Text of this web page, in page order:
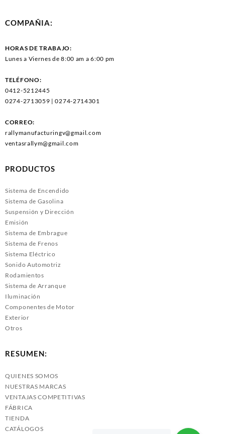
COMPAÑIA:
HORAS DE TRABAJO:
Lunes a Viernes de 8:00 am a 6:00 pm
TELÉFONO:
0412-5212445
0274-2713059 | 0274-2714301
CORREO:
rallymanufacturingv@gmail.com
ventasrallym@gmail.com
PRODUCTOS
Sistema de Encendido
Sistema de Gasolina
Suspensión y Dirección
Emisión
Sistema de Embrague
Sistema de Frenos
Sistema Eléctrico
Sonido Automotriz
Rodamientos
Sistema de Arranque
Iluminación
Componentes de Motor
Exterior
Otros
RESUMEN:
QUIENES SOMOS
NUESTRAS MARCAS
VENTAJAS COMPETITIVAS
FÁBRICA
TIENDA
CATÁLOGOS